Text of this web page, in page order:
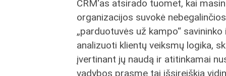
CRM‘as atsirado tuomet, kai
organizacijos suvokė
„parduotuvės už kampo“
analizuoti klientų veiksmų logika,
įvertinant jų naudą ir atitinkamai
vadybos prasme tai išsireiškia